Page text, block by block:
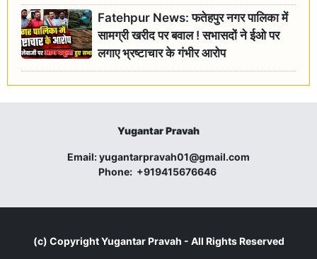
Fatehpur News: फतेहपुर नगर पालिका में
सामग्री खरीद पर बवाल ! सभासदों ने ईओ पर
लगाए भ्रष्टाचार के गंभीर आरोप
Yugantar Pravah
Email:yugantarpravah01@gmail.com
Phone: +919415676646
(c) CopyrightYugantar Pravah - All Rights Reserved